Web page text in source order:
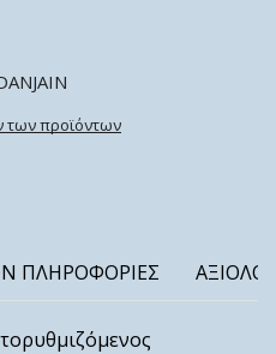
προϊόντων
ΠΛΗΡΟΦΟΡΊΕΣ